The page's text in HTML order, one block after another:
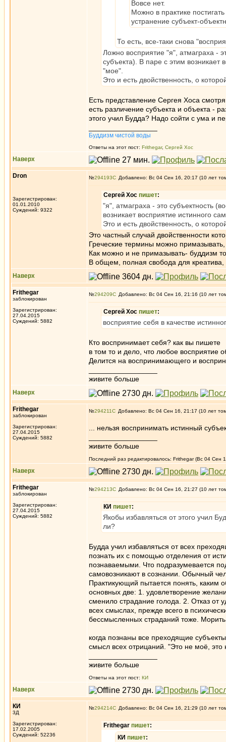
Вовсе нет.
Можно в практике
устранение субъект-
То есть, все-таки снова
Ложно восприятие "я", атмаграха -
субъекта). В паре с этим возникает
"мое".
Это и есть двойственность, о
Есть представление Сергея Хоса
есть различение субъекта и объекта -
этого учил Будда? Надо сойти с ума и
Буддизм чистой воды
Ответы на этот пост: Frithegar, Сергей Хос
Наверх
Dron
Зарегистрирован:
01.01.2010
Суждений: 9322
№294193 Добавлено: Вс 04 Сен 16, 20:17 (10 лет
Сергей Хос пишет:
"я", атмаграха - это субъектность
возникает восприятие истинного
Это и есть двойственность, о
Это частный случай двойственности
Греческие термины можно примазывать,
Как можно и не примазывать- буддизм
В общем, полная свобода для креатива,
Наверх
Frithegar
заблокирован
Зарегистрирован:
27.04.2015
Суждений: 5882
№294209 Добавлено: Вс 04 Сен 16, 21:16 (10 лет
Сергей Хос пишет:
восприятие себя в качестве
Кто воспринимает себя? как вы пишете
в том то и дело, что любое восприятие
Делится на воспринимающего и
живите больше
Наверх
Frithegar
заблокирован
Зарегистрирован:
27.04.2015
Суждений: 5882
№294211 Добавлено: Вс 04 Сен 16, 21:17 (10 лет
... нельзя воспринимать истинный
живите больше
Последний раз редактировалось: Frithegar (Вс 04 Сен
Наверх
Frithegar
заблокирован
Зарегистрирован:
27.04.2015
Суждений: 5882
№294213 Добавлено: Вс 04 Сен 16, 21:27 (10 лет
КИ пишет:
Якобы избавляться от этого учил
ли?
Будда учил избавляться от всех
познать их с помощью отделения от
познаваемыми. Что подразумевается
самовозникают в сознании. Обычный
Практикующий пытается понять, каким
основных две: 1. удовлетворение
сменило страдание голода. 2. Отказ
всех смыслах, прежде всего в
бессмысленных страданий тоже.
когда познаны все преходящие
смысл всех отрицаний. "Это не моё, это
живите больше
Ответы на этот пост: КИ
Наверх
КИ
3Д
Зарегистрирован:
17.02.2005
Суждений: 52236
№294214 Добавлено: Вс 04 Сен 16, 21:29 (10 лет
Frithegar пишет:
КИ пишет: